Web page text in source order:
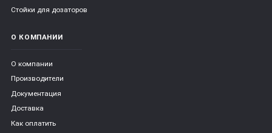
Стойки для дозаторов
О КОМПАНИИ
О компании
Производители
Документация
Доставка
Как оплатить